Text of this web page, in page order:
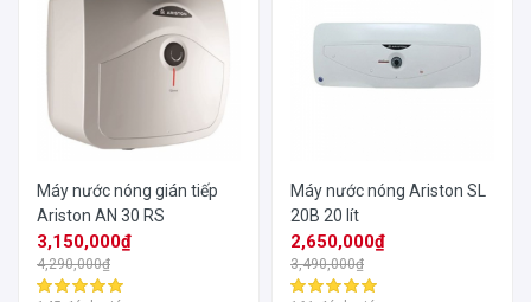
Máy nước nóng gián tiếp
Ariston AN 30 RS
3,150,000₫
4,290,000₫
Máy nước nóng Ariston SL
20B 20 lít
2,650,000₫
3,490,000₫